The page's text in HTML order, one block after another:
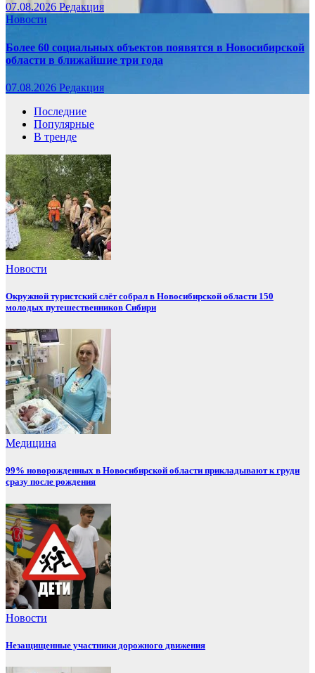
07.08.2026 Редакция
Новости
Более 60 социальных объектов появятся в Новосибирской
области в ближайшие три года
07.08.2026 Редакция
Последние
Популярные
В тренде
Новости
Окружной туристский слёт собрал в Новосибирской области 150
молодых путешественников Сибири
Медицина
99% новорожденных в Новосибирской области прикладывают к груди
сразу после рождения
Новости
Незащищенные участники дорожного движения